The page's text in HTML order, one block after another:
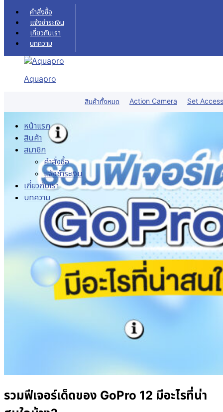
Skip to content
คำสั่งซื้อ
แจ้งชำระเงิน
เกี่ยวกับเรา
บทความ
Aquapro
สินค้าทั้งหมด Action Camera Set
หน้าแรก
สินค้า
สมาชิก
คำสั่งซื้อ
แจ้งชำระเงิน
เกี่ยวกับเรา
บทความ
รวมฟีเจอร์เด็ดของ GoPro 12 มีอะไรที่น่า